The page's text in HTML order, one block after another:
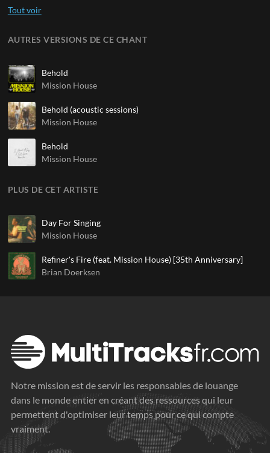
AUTRES VERSIONS DE CE CHANT
Behold
Mission House
Behold (acoustic sessions)
Mission House
Behold
Mission House
PLUS DE CET ARTISTE
Day For Singing
Mission House
Refiner's Fire (feat. Mission House) [35th Anniversary]
Brian Doerksen
Notre mission est de servir les responsables de louange
dans le monde entier en créant des ressources qui leur
permettent d'optimiser leur temps pour ce qui compte
vraiment.